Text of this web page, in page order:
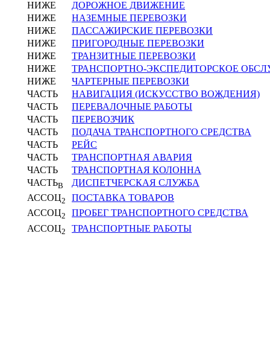
НИЖЕ
ДОРОЖНОЕ ДВИЖЕНИЕ
НИЖЕ
НАЗЕМНЫЕ ПЕРЕВОЗКИ
НИЖЕ
ПАССАЖИРСКИЕ ПЕРЕВОЗКИ
НИЖЕ
ПРИГОРОДНЫЕ ПЕРЕВОЗКИ
НИЖЕ
ТРАНЗИТНЫЕ ПЕРЕВОЗКИ
НИЖЕ
ТРАНСПОРТНО-ЭКСПЕДИТОРСКОЕ
НИЖЕ
ЧАРТЕРНЫЕ ПЕРЕВОЗКИ
ЧАСТЬ
НАВИГАЦИЯ (ИСКУССТВО ВОЖДЕНИЯ)
ЧАСТЬ
ПЕРЕВАЛОЧНЫЕ РАБОТЫ
ЧАСТЬ
ПЕРЕВОЗЧИК
ЧАСТЬ
ПОДАЧА ТРАНСПОРТНОГО СРЕДСТВА
ЧАСТЬ
РЕЙС
ЧАСТЬ
ТРАНСПОРТНАЯ АВАРИЯ
ЧАСТЬ
ТРАНСПОРТНАЯ КОЛОННА
ЧАСТЬВ
ДИСПЕТЧЕРСКАЯ СЛУЖБА
АССОЦ2
ПОСТАВКА ТОВАРОВ
АССОЦ2
ПРОБЕГ ТРАНСПОРТНОГО СРЕДСТВА
АССОЦ2 ТРАНСПОРТНЫЕ РАБОТЫ